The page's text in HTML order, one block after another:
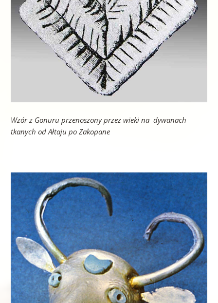
Wzór z Gonuru przenoszony przez wieki na dywanach
tkanych od Ałtaju po Zakopane